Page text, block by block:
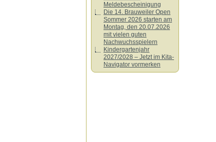
Meldebescheinigung
Die 14. Brauweiler Open
Sommer 2026 starten am
Montag, den 20.07.2026
mit vielen guten
Nachwuchsspielern
Kindergartenjahr
2027/2028 – Jetzt im Kita-
Navigator vormerken